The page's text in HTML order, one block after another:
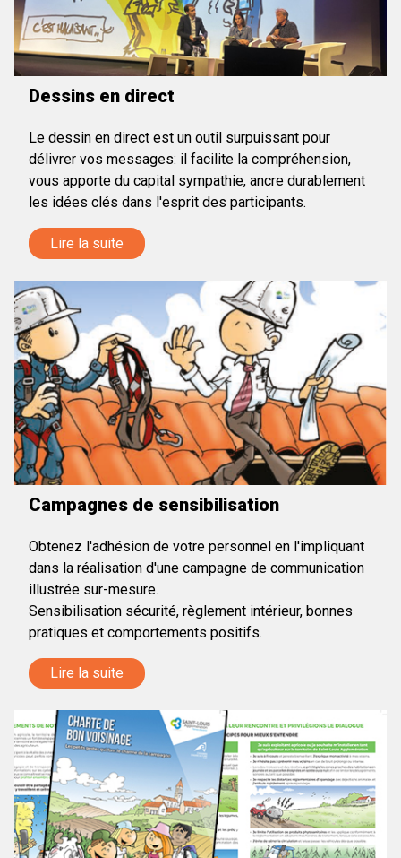
Dessins en direct
Le dessin en direct est un outil surpuissant pour
délivrer vos messages: il facilite la compréhension,
vous apporte du capital sympathie, ancre durablement
les idées clés dans l'esprit des participants.
Lire la suite
Campagnes de sensibilisation
Obtenez l'adhésion de votre personnel en l'impliquant
dans la réalisation d'une campagne de communication
illustrée sur-mesure.
Sensibilisation sécurité, règlement intérieur, bonnes
pratiques et comportements positifs.
Lire la suite